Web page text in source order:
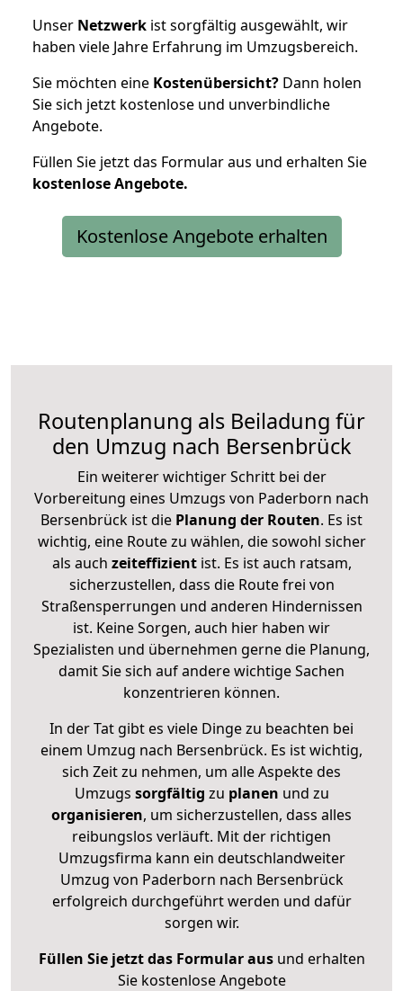
Unser Netzwerk ist sorgfältig ausgewählt, wir
haben viele Jahre Erfahrung im Umzugsbereich.
Sie möchten eine Kostenübersicht? Dann holen
Sie sich jetzt kostenlose und unverbindliche
Angebote.
Füllen Sie jetzt das Formular aus und erhalten Sie
kostenloseAngebote.
Kostenlose Angebote erhalten
Routenplanung als Beiladung für
den Umzug nach Bersenbrück
Ein weiterer wichtiger Schritt bei der
Vorbereitung eines Umzugs von Paderborn nach
Bersenbrück ist die Planung der Routen. Es ist
wichtig, eine Route zu wählen, die sowohl sicher
als auch zeiteffizientist. Es ist auch ratsam,
sicherzustellen, dass die Route frei von
Straßensperrungen und anderen Hindernissen
ist. Keine Sorgen, auch hier haben wir
Spezialisten und übernehmen gerne die Planung,
damit Sie sich auf andere wichtige Sachen
konzentrieren können.
In der Tat gibt es viele Dinge zu beachten bei
einem Umzug nach Bersenbrück. Es ist wichtig,
sich Zeit zu nehmen, um alle Aspekte des
Umzugs sorgfältig zu planen und zu
organisieren, um sicherzustellen, dass alles
reibungslos verläuft. Mit der richtigen
Umzugsfirma kann ein deutschlandweiter
Umzug von Paderborn nach Bersenbrück
erfolgreich durchgeführt werden und dafür
sorgen wir.
Füllen Sie jetzt das Formular ausund erhalten
Sie kostenlose Angebote